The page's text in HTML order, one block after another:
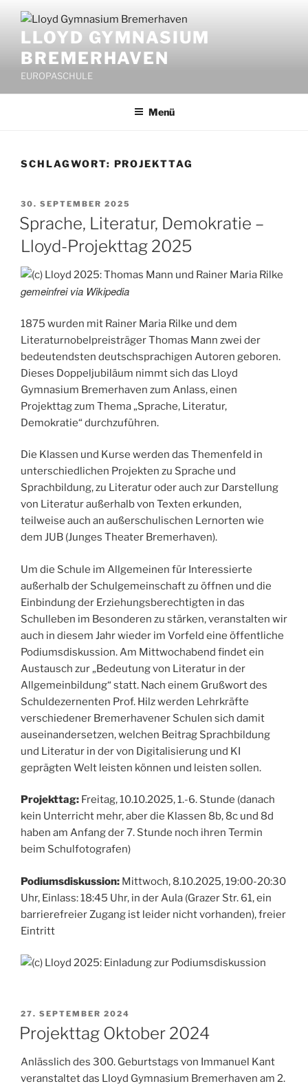
Inhalt
springenLLOYD GYMNASIUM
BREMERHAVEN
EUROPASCHULE
Menü
SCHLAGWORT: PROJEKTTAG
VERÖFFENTLICHT
AM
30. SEPTEMBER 2025
Sprache, Literatur, Demokratie –
Lloyd-Projekttag 2025
gemeinfrei via Wikipedia
1875 wurden mit Rainer Maria Rilke und dem
Literaturnobelpreisträger Thomas Mann zwei der
bedeutendsten deutschsprachigen Autoren geboren.
Dieses Doppeljubiläum nimmt sich das Lloyd
Gymnasium Bremerhaven zum Anlass, einen
Projekttag zum Thema „Sprache, Literatur,
Demokratie“ durchzuführen.
Die Klassen und Kurse werden das Themenfeld in
unterschiedlichen Projekten zu Sprache und
Sprachbildung, zu Literatur oder auch zur Darstellung
von Literatur außerhalb von Texten erkunden,
teilweise auch an außerschulischen Lernorten wie
dem JUB (Junges Theater Bremerhaven).
Um die Schule im Allgemeinen für Interessierte
außerhalb der Schulgemeinschaft zu öffnen und die
Einbindung der Erziehungsberechtigten in das
Schulleben im Besonderen zu stärken, veranstalten wir
auch in diesem Jahr wieder im Vorfeld eine öffentliche
Podiumsdiskussion. Am Mittwochabend findet ein
Austausch zur „Bedeutung von Literatur in der
Allgemeinbildung“ statt. Nach einem Grußwort des
Schuldezernenten Prof. Hilz werden Lehrkräfte
verschiedener Bremerhavener Schulen sich damit
auseinandersetzen, welchen Beitrag Sprachbildung
und Literatur in der von Digitalisierung und KI
geprägten Welt leisten können und leisten sollen.
Projekttag: Freitag, 10.10.2025, 1.-6. Stunde (danach
kein Unterricht mehr, aber die Klassen 8b, 8c und 8d
haben am Anfang der 7. Stunde noch ihren Termin
beim Schulfotografen)
Podiumsdiskussion: Mittwoch, 8.10.2025, 19:00-20:30
Uhr, Einlass: 18:45 Uhr, in der Aula (Grazer Str. 61, ein
barrierefreier Zugang ist leider nicht vorhanden), freier
Eintritt
VERÖFFENTLICHT
AM
27. SEPTEMBER 2024
Projekttag Oktober 2024
Anlässlich des 300. Geburtstags von Immanuel Kant
veranstaltet das Lloyd Gymnasium Bremerhaven am 2.